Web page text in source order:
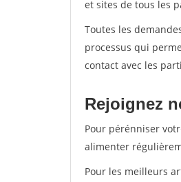
et sites de tous les
Toutes les
processus qui
contact avec les
Rejoignez
Pour pérénniser
alimenter
Pour les meilleurs